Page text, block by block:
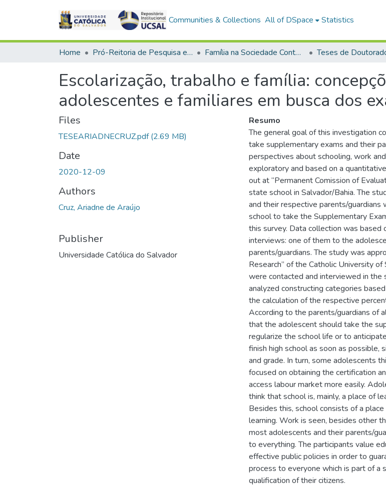
Communities & Collections All of DSpace Statistics
Home Pró-Reitoria de Pesquisa e Pós-Graduação > Stricto Sensu Família na Sociedade Contemporânea Teses de
Escolarização, trabalho e família:
adolescentes e familiares em busca dos
Files
TESEARIADNECRUZ.pdf(2.69 MB)
Date
2020-12-09
Authors
Cruz, Ariadne de Araújo
Publisher
Universidade Católica do Salvador
Resumo
The general goal of this investigation
take supplementary exams and their
perspectives about schooling, work
exploratory and based on a
out at “Permanent Comission of
state school in Salvador/Bahia. The
and their respective parents/
school to take the Supplementary
this survey. Data collection was
interviews: one of them to the
parents/guardians. The study was
Research” of the Catholic University
were contacted and interviewed in the
analyzed constructing categories
the calculation of the respective
According to the parents/guardians of
that the adolescent should take the
regularize the school life or to
finish high school as soon as possible,
and grade. In turn, some adolescents
focused on obtaining the certification
access labour market more easily.
think that school is, mainly, a place of
Besides this, school consists of a
learning. Work is seen, besides other
most adolescents and their parents/
to everything. The participants value
effective public policies in order to
process to everyone which is part of a
qualification of their citizens.